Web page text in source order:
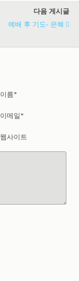
다음 게시글
예배 후 기도- 은혜
이름*
이메일*
웹사이트